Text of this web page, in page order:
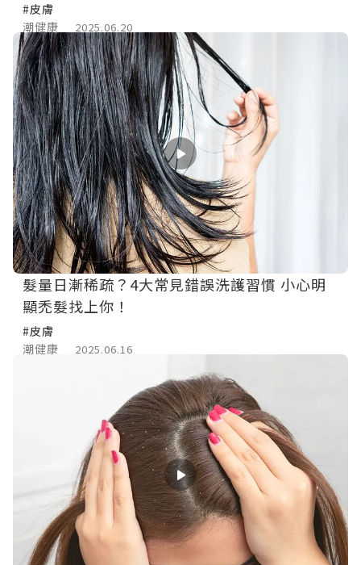
#皮膚
潮健康
2025.06.20
髮量日漸稀疏？4大常見錯誤洗護習慣 小心明
顯禿髮找上你！
#皮膚
潮健康
2025.06.16